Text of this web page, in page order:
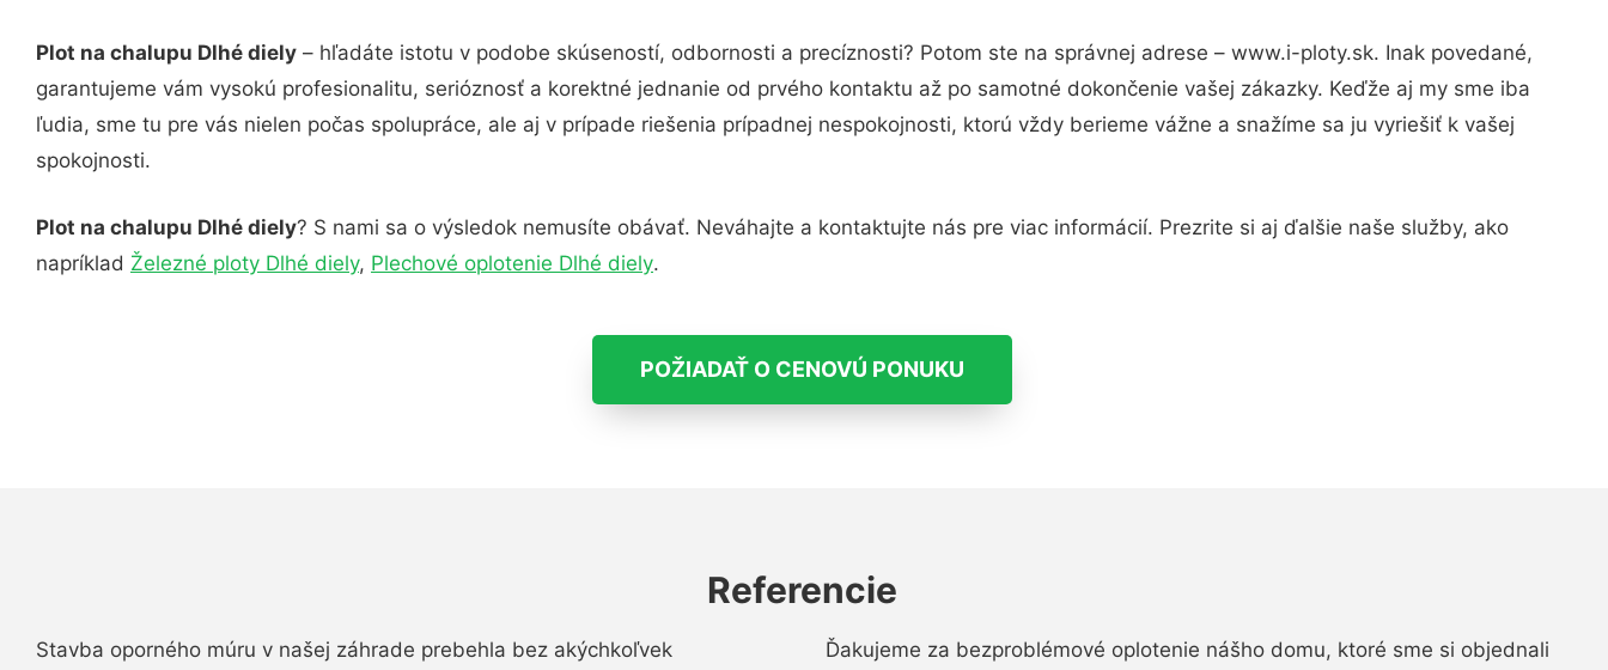
Plot na chalupu Dlhé diely – hľadáte istotu v podobe skúseností, odbornosti a precíznosti? Potom ste na správnej adrese – www.i-ploty.sk. Inak povedané,
garantujeme vám vysokú profesionalitu, serióznosť a korektné jednanie od prvého kontaktu až po samotné dokončenie vašej zákazky. Keďže aj my sme iba
ľudia, sme tu pre vás nielen počas spolupráce, ale aj v prípade riešenia prípadnej nespokojnosti, ktorú vždy berieme vážne a snažíme sa ju vyriešiť k vašej
spokojnosti.
Plot na chalupu Dlhé diely? S nami sa o výsledok nemusíte obávať. Neváhajte a kontaktujte nás pre viac informácií. Prezrite si aj ďalšie naše služby, ako
napríklad Železné ploty Dlhé diely, Plechové oplotenie Dlhé diely.
POŽIADAŤ O CENOVÚ PONUKU
Referencie
Stavba oporného múru v našej záhrade prebehla bez akýchkoľvek
Ďakujeme za bezproblémové oplotenie nášho domu, ktoré sme si objednali